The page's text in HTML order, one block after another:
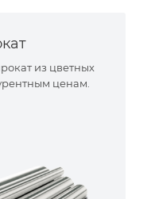
из цветных
ценам.